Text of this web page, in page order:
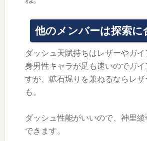
他のメンバーは探索に
ダッシュ天賦持ちはレザーやガ
身男性キャラが足も速いのでガ
すが、鉱石堀りを兼ねるならレ
も。
ダッシュ性能がいいので、神里
できます。